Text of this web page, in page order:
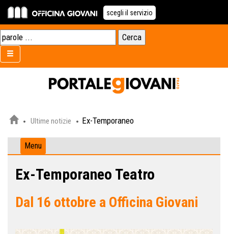
scegli il servizio
Ultime notizie Ex-Temporaneo
Menu
Ex-Temporaneo Teatro
Dal 16 ottobre a Officina Giovani